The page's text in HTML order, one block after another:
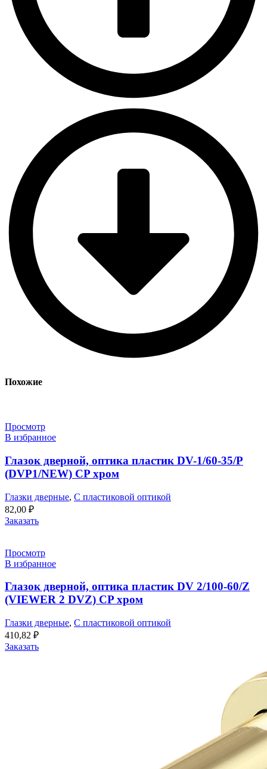
Похожие
Просмотр
В избранное
Глазок дверной, оптика пластик DV-1/60-35/P
(DVP1/NEW) CP хром
Глазки дверные, С пластиковой оптикой
82,00 ₽
Заказать
Просмотр
В избранное
Глазок дверной, оптика пластик DV 2/100-60/Z
(VIEWER 2 DVZ) CP хром
Глазки дверные, С пластиковой оптикой
410,82 ₽
Заказать